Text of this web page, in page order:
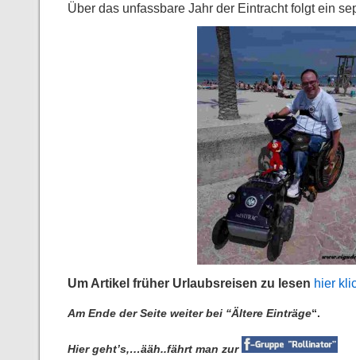
Über das unfassbare Jahr der Eintracht folgt ein
Um Artikel früher Urlaubsreisen zu lesen hier
Am Ende der Seite weiter bei “Ältere Einträge“.
Hier geht’s,…ääh..fährt man zur